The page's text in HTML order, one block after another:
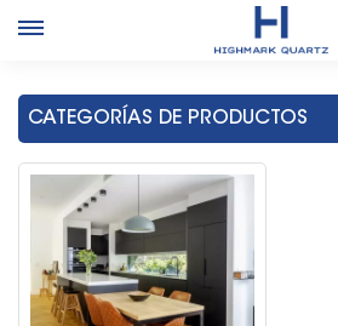
Tailandia Duradera En El Marco De La
De Cocina
CATEGORÍAS DE PRODUCTOS